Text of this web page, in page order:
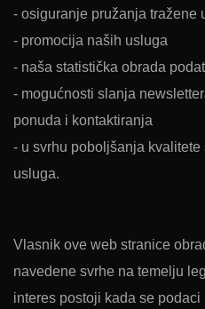
- osiguranje pružanja tražene
- promocija naših usluga
- naša statistička obrada
- mogućnosti slanja
ponuda i kontaktiranja
- u svrhu poboljšanja
usluga.
Vlasnik ove web stranice
navedene svrhe na temelju
interes postoji kada se